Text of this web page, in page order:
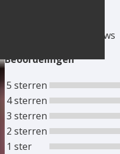
Gebaseerd op 78 reviews
Beoordelingen
5 sterren
4 sterren
3 sterren
2 sterren
1 ster